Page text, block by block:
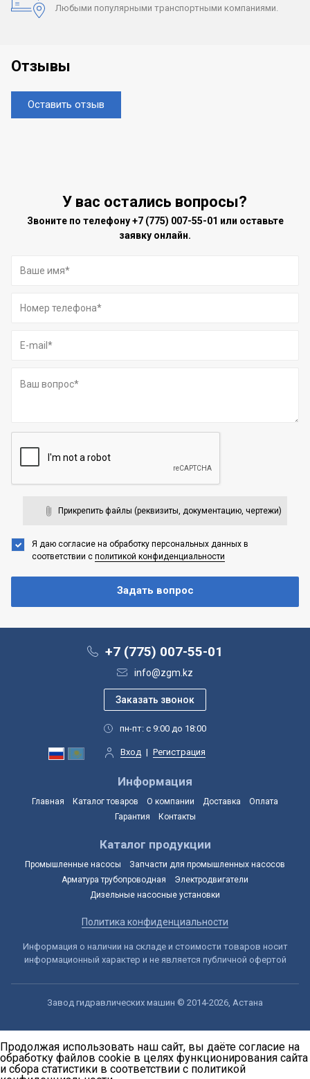
Любыми популярными транспортными компаниями.
Отзывы
Оставить отзыв
У вас остались вопросы?
Звоните по телефону+7 (775) 007-55-01 или оставьте
заявку онлайн.
Прикрепить файлы (реквизиты, документацию, чертежи)
Я даю согласие на обработку персональных данных в
соответствии с политикой конфиденциальности
+7 (775) 007-55-01
info@zgm.kz
пн-пт: с 9:00 до 18:00
Вход | Регистрация
Информация
Главная Каталог товаров О компании Доставка
Оплата
Гарантия
Контакты
Каталог продукции
Промышленные насосы
Запчасти для промышленных насосов
Арматура трубопроводная
Электродвигатели
Дизельные насосные установки
Политика конфиденциальности
Информация о наличии на складе и стоимости товаров носит
информационный характер и не является публичной офертой
Завод гидравлических машин © 2014-2026, Астана
Продолжая использовать наш сайт, вы даёте согласие на
обработку файлов cookie в целях функционирования сайта
и сбора статистики в соответствии с политикой